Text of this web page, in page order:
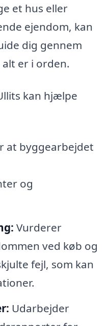
et hus eller
ejendom, kan
dig gennem
er i orden.
kan hjælpe
at byggearbejdet
og
Vurderer
ved køb og
fejl, som kan
Udarbejder